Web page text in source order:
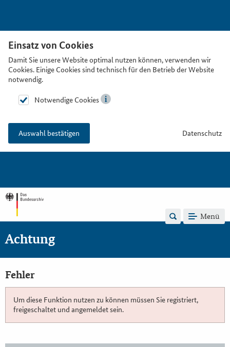
Einsatz von Cookies
Damit Sie unsere Website optimal nutzen können, verwenden wir
Cookies. Einige Cookies sind technisch für den Betrieb der Website
notwendig.
Notwendige Cookies
Auswahl bestätigen Datenschutz
Menü
Achtung
Fehler
Um diese Funktion nutzen zu können müssen Sie registriert,
freigeschaltet und angemeldet sein.